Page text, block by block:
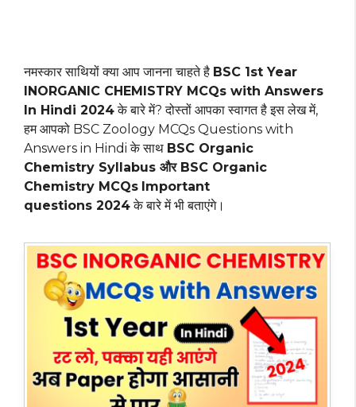
नमस्कार साथियों क्या आप जानना चाहते है BSC 1st Year
INORGANIC CHEMISTRY MCQs with Answers
In Hindi 2024के बारे में? दोस्तों आपका स्वागत है इस लेख में,
हम आपको BSC Zoology MCQs Questions with
Answers in Hindi के साथ BSC Organic
Chemistry Syllabus और BSC Organic
Chemistry MCQs Important
questions 2024के बारे में भी बताएंगे।